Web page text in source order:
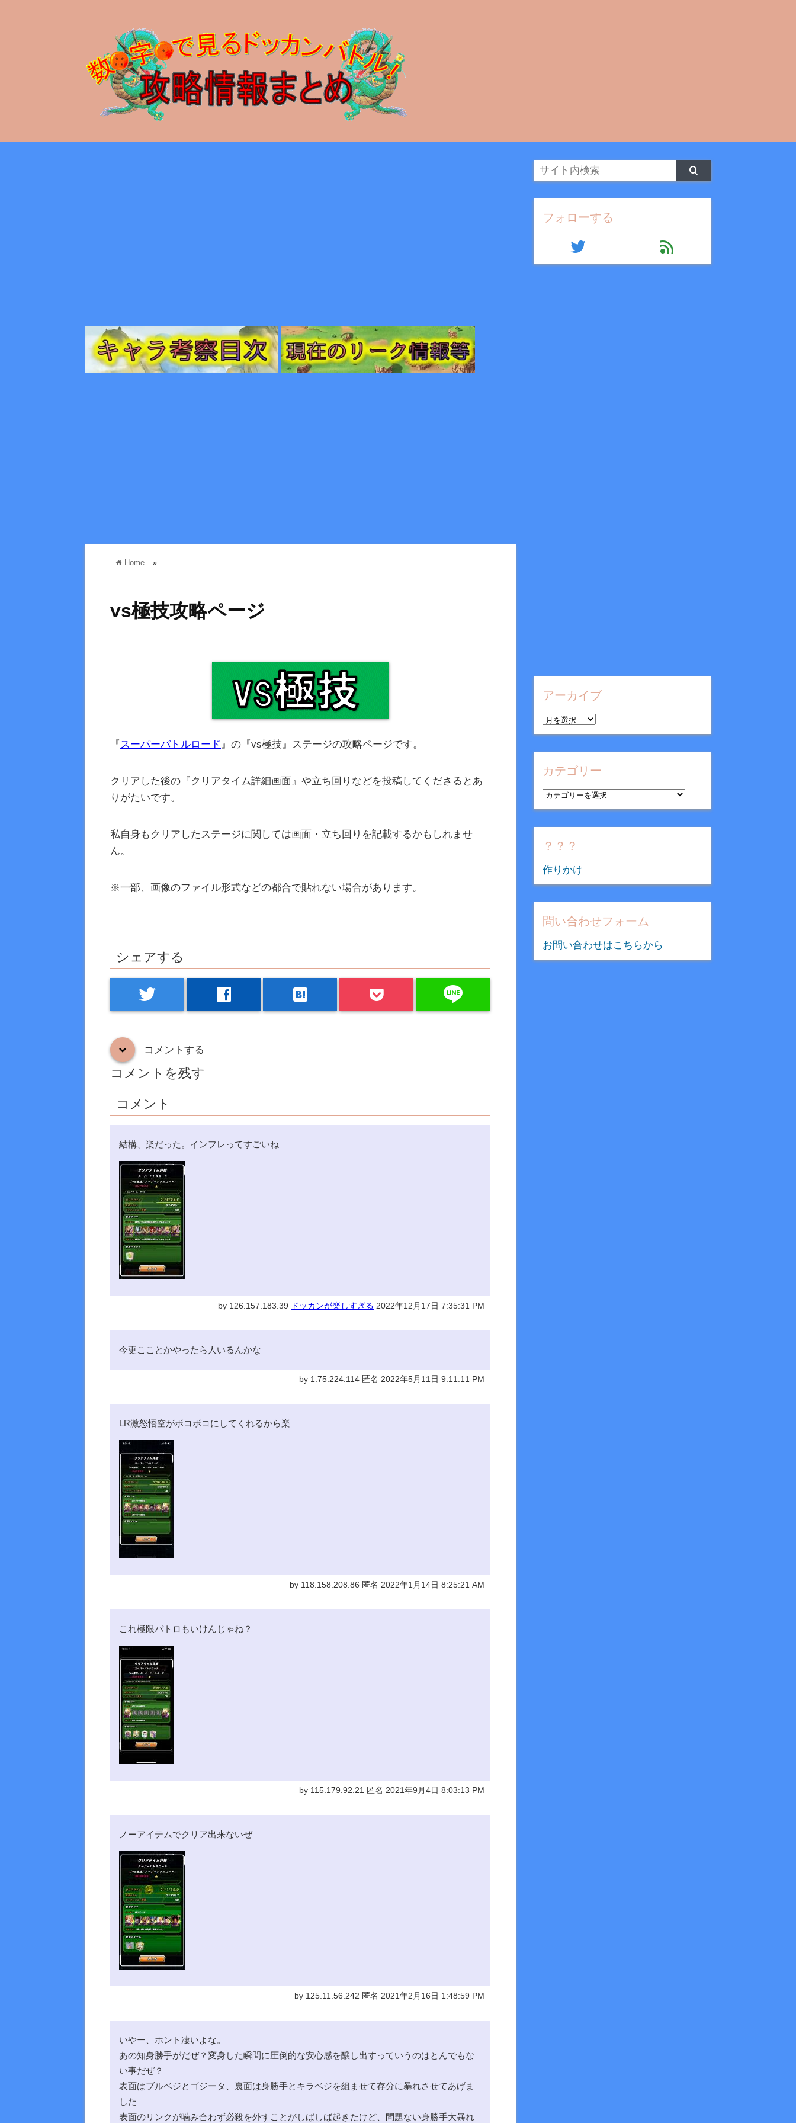
home Home »
vs極技攻略ページ
『スーパーバトルロード 』の『vs極技』ステージの攻略ページです。
クリアした後の『クリアタイム詳細画面』や立ち回りなどを投稿してくださるとあ
りがたいです。
私自身もクリアしたステージに関しては画面・立ち回りを記載するかもしれませ
ん。
※一部、画像のファイル形式などの都合で貼れない場合があります。
シェアする
twitter facebook hatenabookmark line
down コメントする
コメントを残す
コメント
結構、楽だった。インフレってすごいね
by 126.157.183.39 ドッカンが楽しすぎる 2022年12月17日 7:35:31 PM
今更こことかやったら人いるんかな
by 1.75.224.114 匿名 2022年5月11日 9:11:11 PM
LR激怒悟空がボコボコにしてくれるから楽
by 118.158.208.86 匿名 2022年1月14日 8:25:21 AM
これ極限バトロもいけんじゃね？
by 115.179.92.21 匿名 2021年9月4日 8:03:13 PM
ノーアイテムでクリア出来ないぜ
by 125.11.56.242 匿名 2021年2月16日 1:48:59 PM
いやー、ホント凄いよな。
あの知身勝手がだぜ？変身した瞬間に圧倒的な安心感を醸し出すっていうのはとんでもな
い事だぜ？
表面はブルベジとゴジータ、裏面は身勝手とキラベジを組ませて存分に暴れさせてあげま
した
表面のリンクが噛み合わず必殺を外すことがしばしば起きたけど、問題ない身勝手大暴れ
フォローする
twitter feed
アーカイブ
ア
ー
カ
イ
カテゴリー
カ
テ
ゴ
リ
？？？
作りかけ
問い合わせフォーム
お問い合わせはこちらから